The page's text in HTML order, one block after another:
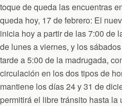
toque de queda las encuentras
queda hoy, 17 de febrero: El
inicia hoy a partir de las 7:00 de
de lunes a viernes, y los
tarde a 5:00 de la madrugada,
circulación en los dos tipos de
mantiene los días 24 y 31 de
permitirá el libre tránsito hasta la